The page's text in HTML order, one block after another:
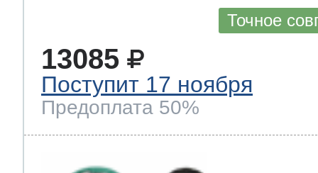
Точное
13085
Поступит 17 ноября
Предоплата 50%